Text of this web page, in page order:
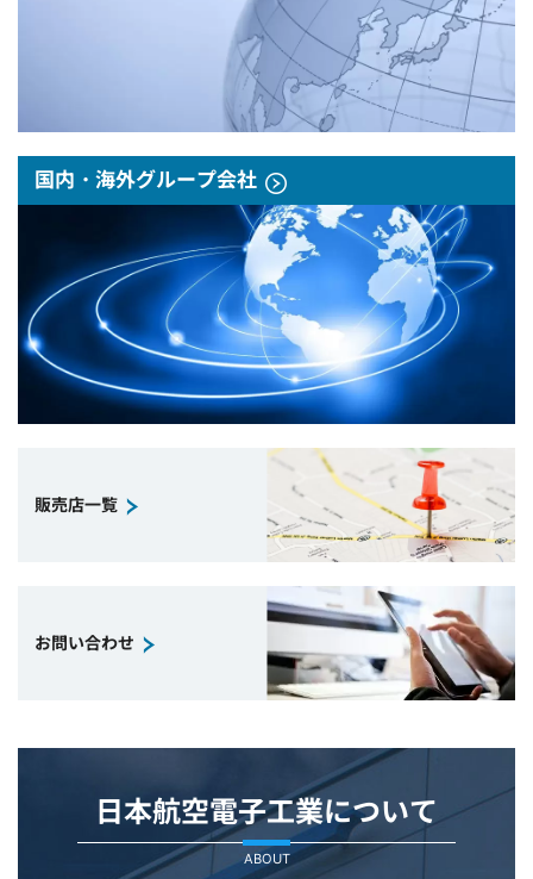
国内・海外グループ会社
販売店一覧
お問い合わせ
日本航空電子工業について
ABOUT